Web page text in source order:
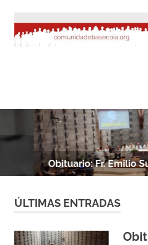
contenido
Obituario: Fr. Emilio Suárez
ÚLTIMAS ENTRADAS